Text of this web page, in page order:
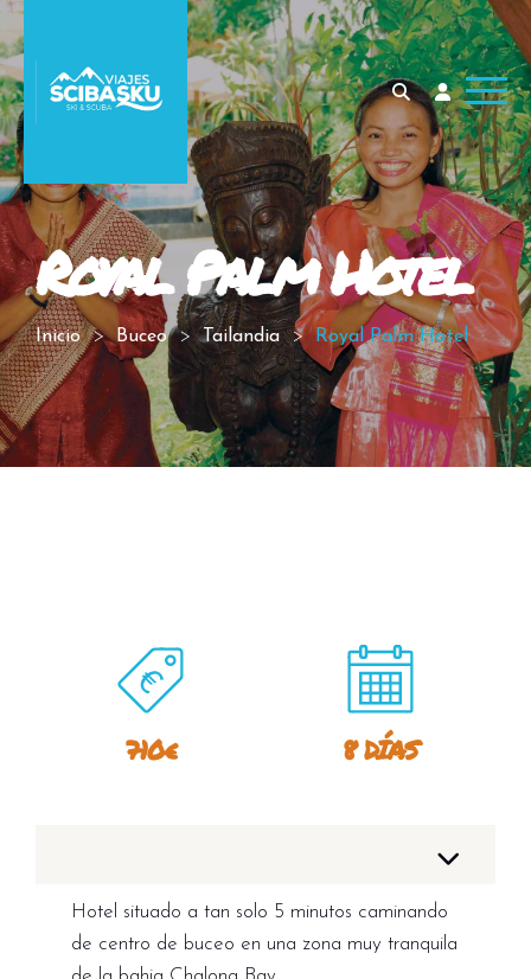
Royal Palm Hotel
Inicio Buceo Tailandia Royal Palm Hotel
710€ 8 DÍAS
Hotel situado a tan solo 5 minutos caminando
de centro de buceo en una zona muy tranquila